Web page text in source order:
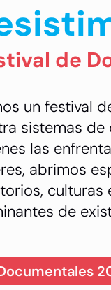
de
un festival
sistemas
las
abrimos
culturas
de